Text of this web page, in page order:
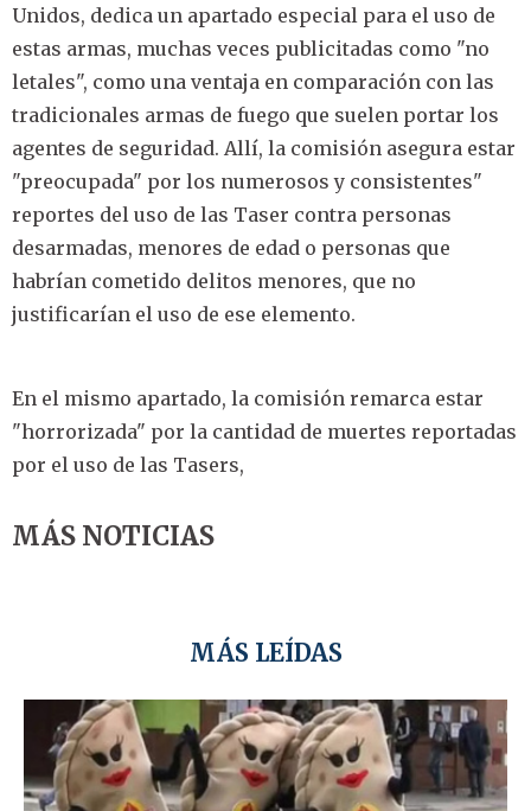
Unidos, dedica un apartado especial para el uso de
estas armas, muchas veces publicitadas como "no
letales", como una ventaja en comparación con las
tradicionales armas de fuego que suelen portar los
agentes de seguridad. Allí, la comisión asegura estar
"preocupada" por los numerosos y consistentes"
reportes del uso de las Taser contra personas
desarmadas, menores de edad o personas que
habrían cometido delitos menores, que no
justificarían el uso de ese elemento.
En el mismo apartado, la comisión remarca estar
"horrorizada" por la cantidad de muertes reportadas
por el uso de las Tasers,
MÁS NOTICIAS
MÁS LEÍDAS